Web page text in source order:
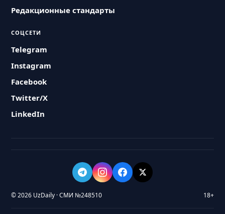
Редакционные стандарты
СОЦСЕТИ
Telegram
Instagram
Facebook
Twitter/X
LinkedIn
© 2026 UzDaily · СМИ №248510 18+